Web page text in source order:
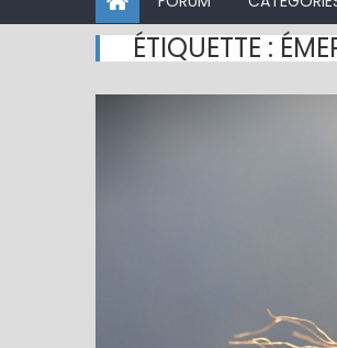
ÉTIQUETTE :